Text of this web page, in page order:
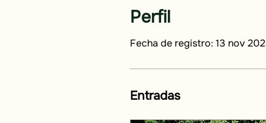
Perfil
Fecha de registro: 13 nov
Entradas